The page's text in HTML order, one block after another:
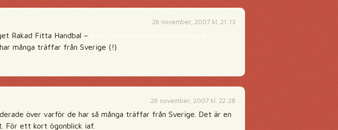
26 november, 2007 kl. 21:13
Rakad Fitta Handbal –
många träffar från Sverige (!)
26 november, 2007 kl. 22:28
över varför de har så många träffar från Sverige. Det är en
För ett kort ögonblick iaf.